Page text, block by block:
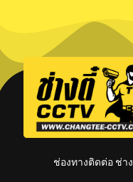
ช่องทางติดต่อ ช่าง